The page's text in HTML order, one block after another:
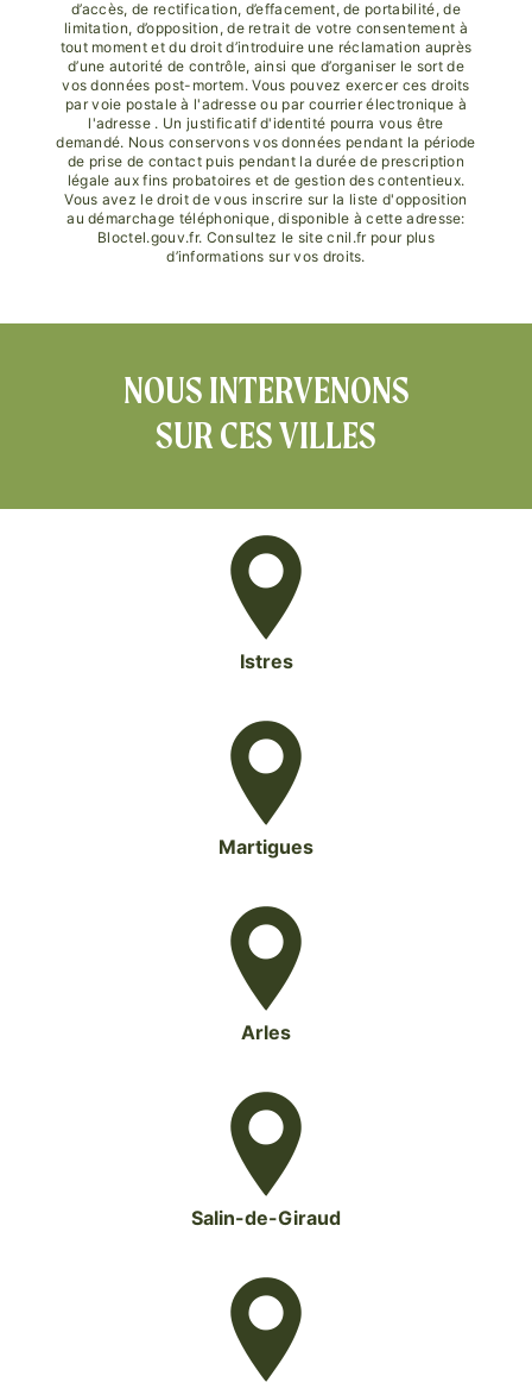
d’accès, de rectification, d’effacement, de portabilité, de
limitation, d’opposition, de retrait de votre consentement à
tout moment et du droit d’introduire une réclamation auprès
d’une autorité de contrôle, ainsi que d’organiser le sort de
vos données post-mortem. Vous pouvez exercer ces droits
par voie postale à l'adresse ou par courrier électronique à
l'adresse . Un justificatif d'identité pourra vous être
demandé. Nous conservons vos données pendant la période
de prise de contact puis pendant la durée de prescription
légale aux fins probatoires et de gestion des contentieux.
Vous avez le droit de vous inscrire sur la liste d'opposition
au démarchage téléphonique, disponible à cette adresse:
Bloctel.gouv.fr. Consultez le site cnil.fr pour plus
d’informations sur vos droits.
NOUS INTERVENONS
SUR CES VILLES
Istres
Martigues
Arles
Salin-de-Giraud